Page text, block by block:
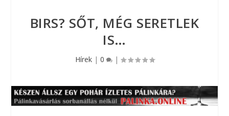
BIRS? SŐT, MÉG SERETLEK
IS…
Hírek| 0 |